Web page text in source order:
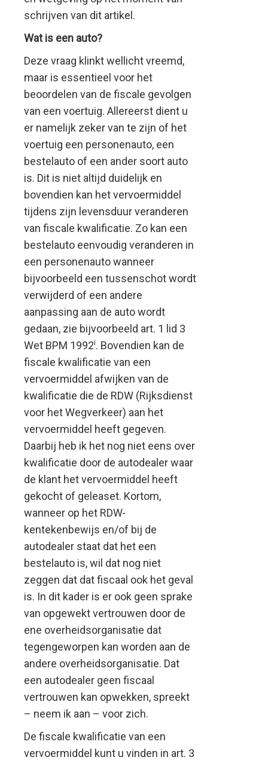
schrijven van dit artikel.
Wat is een auto?
Deze vraag klinkt wellicht vreemd,
maar is essentieel voor het
beoordelen van de fiscale gevolgen
van een voertuig. Allereerst dient u
er namelijk zeker van te zijn of het
voertuig een personenauto, een
bestelauto of een ander soort auto
is. Dit is niet altijd duidelijk en
bovendien kan het vervoermiddel
tijdens zijn levensduur veranderen
van fiscale kwalificatie. Zo kan een
bestelauto eenvoudig veranderen in
een personenauto wanneer
bijvoorbeeld een tussenschot wordt
verwijderd of een andere
aanpassing aan de auto wordt
gedaan, zie bijvoorbeeld art. 1 lid 3
Wet BPM 1992i. Bovendien kan de
fiscale kwalificatie van een
vervoermiddel afwijken van de
kwalificatie die de RDW (Rijksdienst
voor het Wegverkeer) aan het
vervoermiddel heeft gegeven.
Daarbij heb ik het nog niet eens over
kwalificatie door de autodealer waar
de klant het vervoermiddel heeft
gekocht of geleaset. Kortom,
wanneer op het RDW-
kentekenbewijs en/of bij de
autodealer staat dat het een
bestelauto is, wil dat nog niet
zeggen dat dat fiscaal ook het geval
is. In dit kader is er ook geen sprake
van opgewekt vertrouwen door de
ene overheidsorganisatie dat
tegengeworpen kan worden aan de
andere overheidsorganisatie. Dat
een autodealer geen fiscaal
vertrouwen kan opwekken, spreekt
– neem ik aan – voor zich.
De fiscale kwalificatie van een
vervoermiddel kunt u vinden in art. 3